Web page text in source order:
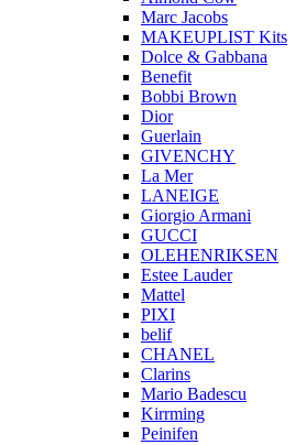
Marc Jacobs
MAKEUPLIST Kits
Dolce & Gabbana
Benefit
Bobbi Brown
Dior
Guerlain
GIVENCHY
La Mer
LANEIGE
Giorgio Armani
GUCCI
OLEHENRIKSEN
Estee Lauder
Mattel
PIXI
belif
CHANEL
Clarins
Mario Badescu
Kirrming
Peinifen